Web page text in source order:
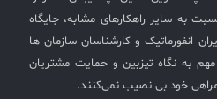
به سایر راهکارهای مشابه، جایگاه
انفورماتیک و کارشناسان سازمان ها
به نگاه تیزبین و حمایت مشتریان
خود بی نصیب نمی‌کنند.